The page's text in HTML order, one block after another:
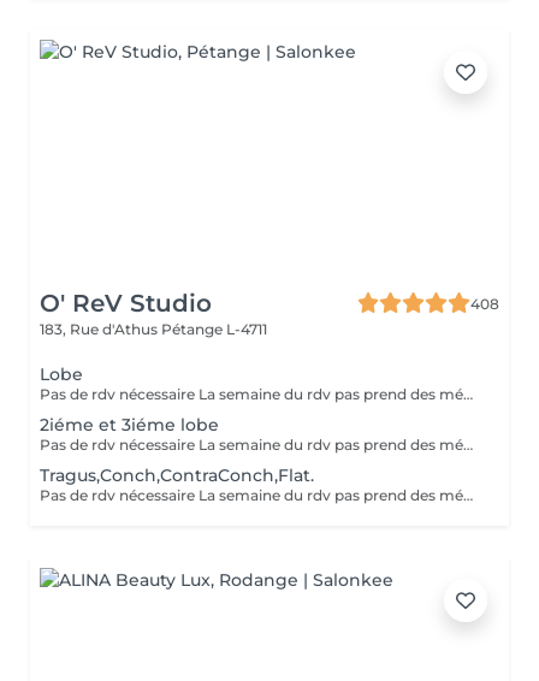
O' ReV Studio
408
183, Rue d'Athus Pétange L-4711
Lobe
Pas de rdv nécessaire La semaine du rdv pas prend des médicaments, des anti-inflamatoires, des antibiotiques et de cortisone.
2iéme et 3iéme lobe
Pas de rdv nécessaire La semaine du rdv pas prend des médicaments, des anti-inflamatoires, des antibiotiques et de cortisone.
Tragus,Conch,ContraConch,Flat.
Pas de rdv nécessaire La semaine du rdv pas prend des médicaments, des anti-inflamatoires, des antibiotiques et de cortisone.